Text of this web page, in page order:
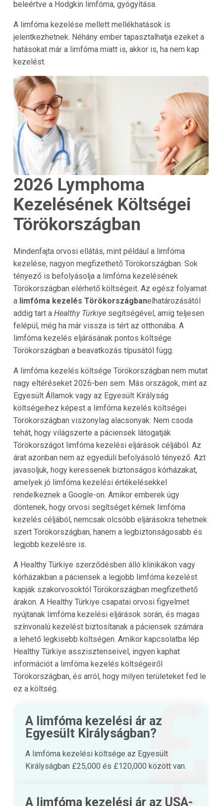
beleértve a Hodgkin limfóma, gyógyítása.
A limfóma kezelése mellett mellékhatások is
jelentkezhetnek. Néhány ember tapasztalhatja ezeket a
hatásokat már a limfóma miatt is, akkor is, ha nem kap
kezelést.
2026 Lymphoma
Kezelésének Költségei
Törökországban
Mindenfajta orvosi ellátás, mint például a limfóma
kezelése, nagyon megfizethető Törökországban. Sok
tényező is befolyásolja a limfóma kezelésének
Törökországban elérhető költségeit. Az egész folyamat
a limfóma kezelés Törökországbanelhatározásától
addig tart a Healthy Türkiyesegítségével, amíg teljesen
felépül, még ha már vissza is tért az otthonába. A
limfóma kezelés eljárásának pontos költsége
Törökországban a beavatkozás típusától függ.
A limfóma kezelés költsége Törökországban nem mutat
nagy eltéréseket 2026-ben sem. Más országok, mint az
Egyesült Államok vagy az Egyesült Királyság
költségeihez képest a limfóma kezelés költségei
Törökországban viszonylag alacsonyak. Nem csoda
tehát, hogy világszerte a páciensek látogatják
Törökországotlimfóma kezelési eljárások céljából. Az
árat azonban nem az egyedüli befolyásoló tényező. Azt
javasoljuk, hogy keressenek biztonságos kórházakat,
amelyek jó limfóma kezelési értékelésekkel
rendelkeznek a Google-on. Amikor emberek úgy
döntenek, hogy orvosi segítséget kérnek limfóma
kezelés céljából, nemcsak olcsóbb eljárásokra tehetnek
szert Törökországban, hanem a legbiztonságosabb és
legjobb kezelésre is.
A Healthy Türkiye szerződésben álló klinikákon vagy
kórházakban a páciensek a legjobb limfóma kezelést
kapják szakorvosoktól Törökországban megfizethető
árakon. A Healthy Türkiye csapatai orvosi figyelmet
nyújtanak limfóma kezelési eljárások során, és magas
színvonalú kezelést biztosítanak a páciensek számára
a lehető legkisebb költségen. Amikor kapcsolatba lép
Healthy Türkiye asszisztenseivel, ingyen kaphat
információt a limfóma kezelés költségeiről
Törökországban, és arról, hogy milyen területeket fed le
ez a költség.
A limfóma kezelési ár az
Egyesült Királyságban?
A limfóma kezelési költsége az Egyesült
Királyságban £25,000 és £120,000 között van.
A limfóma kezelési ár az USA-